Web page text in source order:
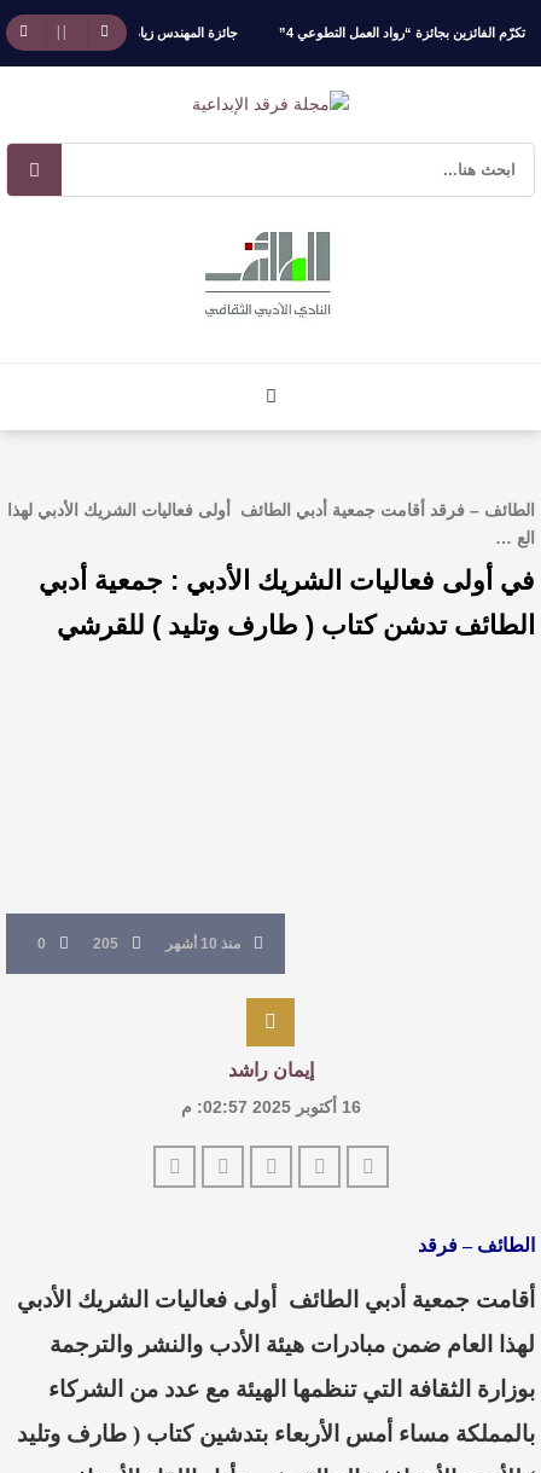
الفائزين بجائزة “رواد العمل التطوعي 4” جائزة المهندس زياد الزهراني للتفوق العلمي
آليات البناء الاستهلالي في رواية : ( على كف رتويت ) للدكتورة زينب الخضيري
الطائف – فرقد أقامت جمعية أدبي الطائف أولى فعاليات الشريك الأدبي لهذا
الع …
في أولى فعاليات الشريك الأدبي : جمعية أدبي
الطائف تدشن كتاب ( طارف وتليد ) للقرشي
منذ 10 أشهر 205
0
إيمان راشد
16 أكتوبر 2025 02:57: م
الطائف – فرقد
أقامت جمعية أدبي الطائف
أولى فعاليات الشريك الأدبي
لهذا العام ضمن مبادرات هيئة الأدب والنشر والترجمة
بوزارة الثقافة التي تنظمها الهيئة مع عدد من الشركاء
بالمملكة مساء أمس الأربعاء بتدشين كتاب ( طارف وتليد